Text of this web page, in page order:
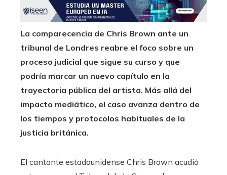
La comparecencia de Chris Brown ante un
tribunal de Londres reabre el foco sobre un
proceso judicial que sigue su curso y que
podría marcar un nuevo capítulo en la
trayectoria pública del artista. Más allá del
impacto mediático, el caso avanza dentro de
los tiempos y protocolos habituales de la
justicia británica.
El cantante estadounidense Chris Brown acudió